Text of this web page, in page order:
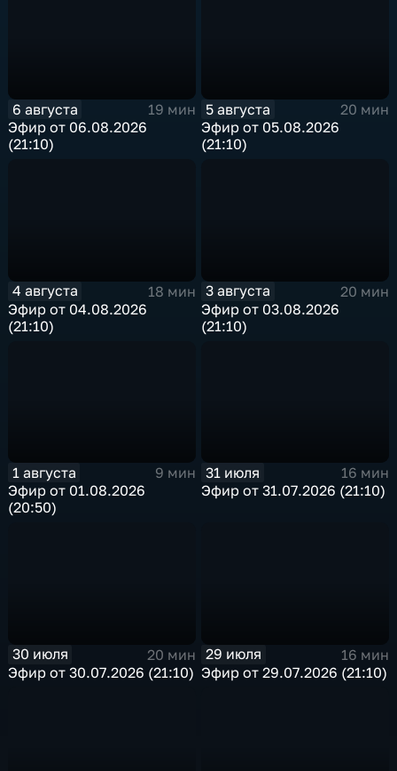
6 августа
19 мин
Эфир от 06.08.2026
(21:10)
5 августа
20 мин
Эфир от 05.08.2026
(21:10)
4 августа
18 мин
Эфир от 04.08.2026
(21:10)
3 августа
20 мин
Эфир от 03.08.2026
(21:10)
1 августа
9 мин
Эфир от 01.08.2026
(20:50)
31 июля
16 мин
Эфир от 31.07.2026 (21:10)
30 июля
20 мин
Эфир от 30.07.2026 (21:10)
29 июля
16 мин
Эфир от 29.07.2026 (21:10)